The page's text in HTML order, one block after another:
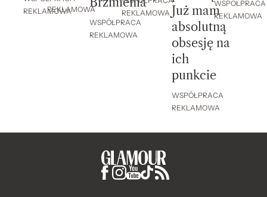
REKLAMOWAREKLAMOWA
WSPÓŁPRACA
REKLAMOWA
REKLAMOWA Już mam
absolutną
obsesję na
ich
punkcie
WSPÓŁPRACA
REKLAMOWA
WSPÓŁPRACA
REKLAMOWA